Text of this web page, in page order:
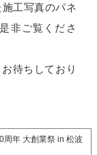
工写真のパネ
非ご覧くださ
待ちしており
周年 大創業祭 in 松波